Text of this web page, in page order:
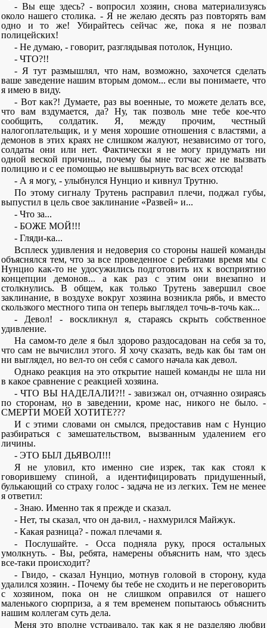
- Вы еще здесь? - вопросил хозяин, снова материализуясь
около нашего столика. - Я не желаю десять раз повторять вам
одно и то же! Убирайтесь сейчас же, пока я не позвал
полицейских!
- Не думаю, - говорит, разглядывая потолок, Нунцио.
- ЧТО?!!
- Я тут размышлял, что нам, возможно, захочется сделать
ваше заведение нашим вторым домом... если вы понимаете, что
я имею в виду.
- Вот как?! Думаете, раз вы военные, то можете делать все,
что вам вздумается, да? Ну, так позволь мне тебе кое-что
сообщить, солдатик. Я, между прочим, честный
налогоплательщик, и у меня хорошие отношения с властями, а
демонов в этих краях не слишком жалуют, независимо от того,
солдаты они или нет. Фактически я не могу придумать ни
одной веской причины, почему бы мне тотчас же не вызвать
полицию и с ее помощью не вышвырнуть вас всех отсюда!
- А я могу, - улыбнулся Нунцио и кивнул Трутню.
По этому сигналу Трутень расправил плечи, поджал губы,
выпустил в цель свое заклинание «Развей» и...
- Что за...
- БОЖЕ МОЙ!!!
- Гляди-ка...
Всплеск удивления и недоверия со стороны нашей команды
объяснялся тем, что за все проведенное с ребятами время мы с
Нунцио как-то не удосужились подготовить их к восприятию
концепции демонов... а как раз с этим они внезапно и
столкнулись. В общем, как только Трутень завершил свое
заклинание, в воздухе вокруг хозяина возникла рябь, и вместо
скользкого местного типа он теперь выглядел точь-в-точь как...
- Девол! - воскликнул я, стараясь скрыть собственное
удивление.
На самом-то деле я был здорово раздосадован на себя за то,
что сам не вычислил этого. Я хочу сказать, ведь как бы там он
ни выглядел, но вел-то он себя с самого начала как девол.
Однако реакция на это открытие нашей команды не шла ни
в какое сравнение с реакцией хозяина.
- ЧТО ВЫ НАДЕЛАЛИ?!! - завизжал он, отчаянно озираясь
по сторонам, но в заведении, кроме нас, никого не было. -
СМЕРТИ МОЕЙ ХОТИТЕ???
И с этими словами он смылся, предоставив нам с Нунцио
разбираться с замешательством, вызванным удалением его
личины.
- ЭТО БЫЛ ДЬЯВОЛ!!!
Я не уловил, кто именно сие изрек, так как стоял к
говорившему спиной, а идентифицировать придушенный,
булькающий со страху голос - задача не из легких. Тем не менее
я ответил:
- Знаю. Именно так я прежде и сказал.
- Нет, ты сказал, что он да-вил, - нахмурился Майжук.
- Какая разница? - пожал плечами я.
- Послушайте. - Осса подняла руку, прося остальных
умолкнуть. - Вы, ребята, намерены объяснить нам, что здесь
все-таки происходит?
- Гвидо, - сказал Нунцио, мотнув головой в сторону, куда
удалился хозяин. - Почему бы тебе не сходить и не переговорить
с хозяином, пока он не слишком оправился от нашего
маленького сюрприза, а я тем временем попытаюсь объяснить
нашим коллегам суть дела.
Меня это вполне устраивало, так как я не разделяю любви